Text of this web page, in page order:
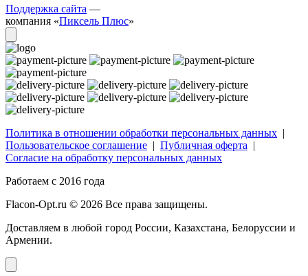
Поддержка сайта —
компания «Пиксель Плюс»
Политика в отношении обработки персональных данных |
Пользовательское соглашение | Публичная оферта |
Согласие на обработку персональных данных
Работаем с 2016 года
Flacon-Opt.ru © 2026 Все права защищены.
Доставляем в любой город России, Казахстана, Белоруссии и
Армении.